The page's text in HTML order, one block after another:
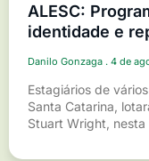
ALESC:
identidade e
Danilo Gonzaga 4 de
Estagiários de
Santa Catarina,
Stuart Wright, nesta